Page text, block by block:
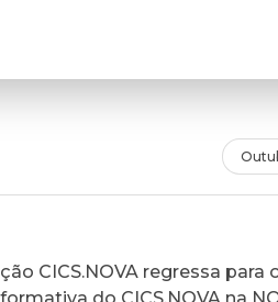
CICS.NOVA regressa para